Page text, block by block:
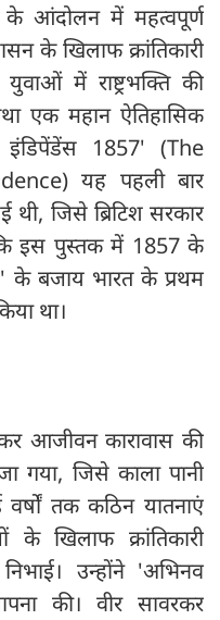
आंदोलन में महत्वपूर्ण
के खिलाफ क्रांतिकारी
में राष्ट्रभक्ति की
एक महान ऐतिहासिक
1857' (The
यह पहली बार
थी, जिसे ब्रिटिश सरकार
इस पुस्तक में 1857 के
के बजाय भारत के प्रथम
था।
आजीवन कारावास की
गया, जिसे काला पानी
तक कठिन यातनाएं
के खिलाफ क्रांतिकारी
उन्होंने 'अभिनव
की। वीर सावरकर